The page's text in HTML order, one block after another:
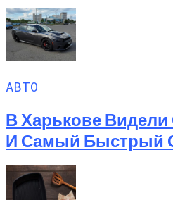
АВТО
В Харькове
И Самый Быстрый